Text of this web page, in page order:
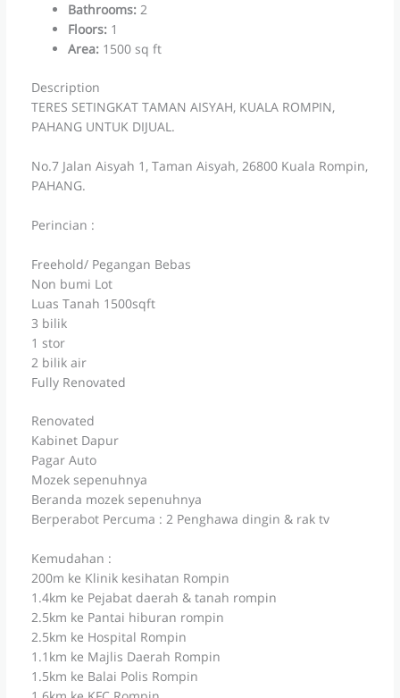
Bathrooms: 2
Floors: 1
Area: 1500 sq ft
Description
TERES SETINGKAT TAMAN AISYAH, KUALA ROMPIN,
PAHANG UNTUK DIJUAL.
No.7 Jalan Aisyah 1, Taman Aisyah, 26800 Kuala Rompin,
PAHANG.
Perincian :
Freehold/ Pegangan Bebas
Non bumi Lot
Luas Tanah 1500sqft
3 bilik
1 stor
2 bilik air
Fully Renovated
Renovated
Kabinet Dapur
Pagar Auto
Mozek sepenuhnya
Beranda mozek sepenuhnya
Berperabot Percuma : 2 Penghawa dingin & rak tv
Kemudahan :
200m ke Klinik kesihatan Rompin
1.4km ke Pejabat daerah & tanah rompin
2.5km ke Pantai hiburan rompin
2.5km ke Hospital Rompin
1.1km ke Majlis Daerah Rompin
1.5km ke Balai Polis Rompin